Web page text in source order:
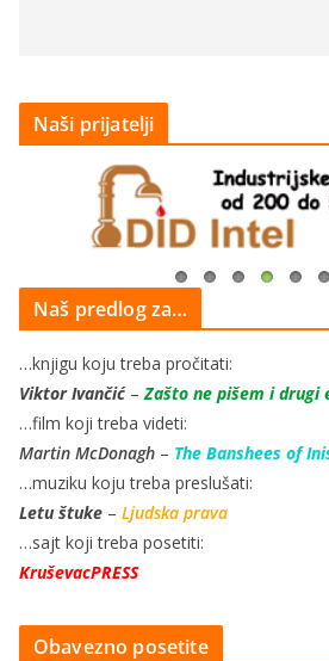
Naši prijatelji
Naš predlog za…
…knjigu koju treba pročitati:
Viktor Ivančić–Zašto ne pišem i drugi
…film koji treba videti:
Martin McDonagh – The Banshees of
…muziku koju treba preslušati:
Letu štuke – Ljudska prava
…sajt koji treba posetiti:
KruševacPRESS
Obavezno posetite